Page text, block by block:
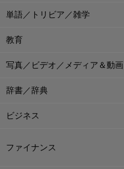
単語／トリビア／雑学
教育
写真／ビデオ／メディア＆動画
辞書／辞典
ビジネス
ファイナンス